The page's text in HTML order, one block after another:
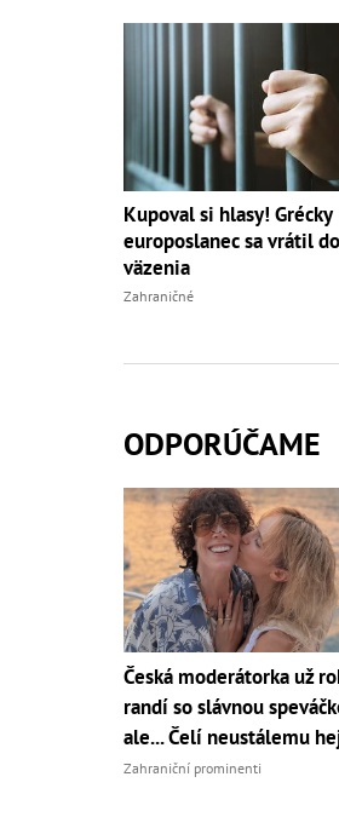
Kupoval si hlasy! Grécky
europoslanec sa vrátil do
väzenia
Zahraničné
ODPORÚČAME
Česká moderátorka už
randí so slávnou
ale... Čelí neustálemu
Zahraniční prominenti